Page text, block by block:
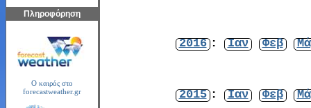
Πληροφόρηση
Ο καιρός στο
forecastweather.gr
2016 : Ιαν Φεβ
2015 : Ιαν Φεβ